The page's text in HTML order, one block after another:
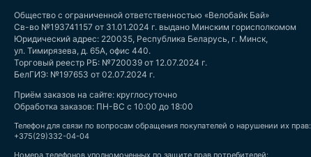
Общество с ограниченной ответственностью «Велобайк Бай»
Св-во №193741157 от 31.01.2024 г. выдано Минским горисполкомом
Юридический адрес: 220035, Республика Беларусь, г. Минск,
ул. Тимирязева, д. 65А, офис 440.
Торговый реестр РБ: №720039 от 12.07.2024 г.
БелГИЭ: №197653 от 02.07.2024 г.
Приём заказов на сайте: круглосуточно
Обработка заказов: ПН-ВС с 10:00 до 18:00
Телефон для связи по вопросам обращения покупателей о нарушении их прав:
+375(29)332-04-04
Номера телефонов уполномоченных по защите прав потребителей: